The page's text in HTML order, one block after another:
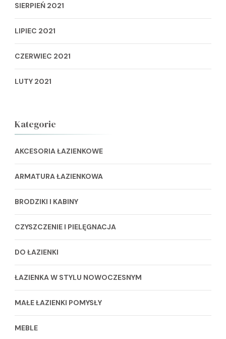
SIERPIEŃ 2021
LIPIEC 2021
CZERWIEC 2021
LUTY 2021
Kategorie
AKCESORIA ŁAZIENKOWE
ARMATURA ŁAZIENKOWA
BRODZIKI I KABINY
CZYSZCZENIE I PIELĘGNACJA
DO ŁAZIENKI
ŁAZIENKA W STYLU NOWOCZESNYM
MAŁE ŁAZIENKI POMYSŁY
MEBLE